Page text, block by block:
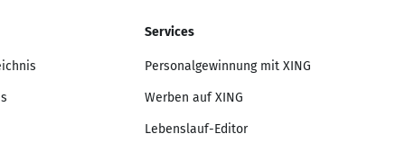
Services
Personalgewinnung mit XING
Werben auf XING
Lebenslauf-Editor